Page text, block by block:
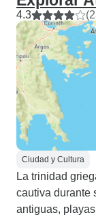
4.3
Ciudad y Cultura
La trinidad
cautiva durante
antiguas,